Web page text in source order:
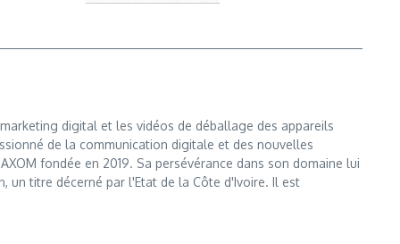
digital et les vidéos de déballage des appareils
de la communication digitale et des nouvelles
fondée en 2019. Sa persévérance dans son domaine lui
un titre décerné par l'Etat de la Côte d'Ivoire. Il est